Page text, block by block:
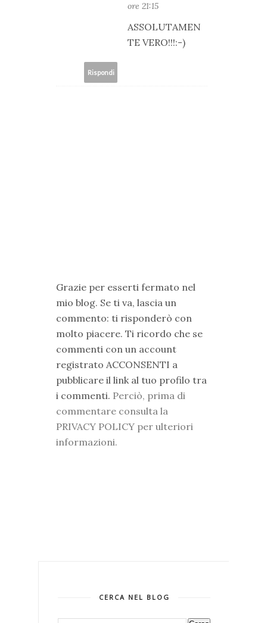
ore 21:15
ASSOLUTAMEN
TE VERO!!!:-)
Rispondi
Grazie per esserti fermato nel
mio blog. Se ti va, lascia un
commento: ti risponderò con
molto piacere. Ti ricordo che se
commenti con un account
registrato ACCONSENTI a
pubblicare il link al tuo profilo tra
i commenti. Perciò, prima di
commentare consulta la
PRIVACY POLICY per ulteriori
informazioni.
CERCA NEL BLOG